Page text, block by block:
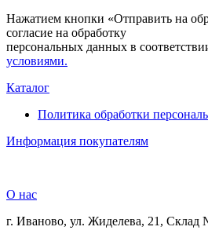
Нажатием кнопки «Отправить на
согласие на обработку
персональных данных в
условиями.
Каталог
Политика обработки
Информация покупателям
О нас
г. Иваново, ул. Жиделева, 21, Склад